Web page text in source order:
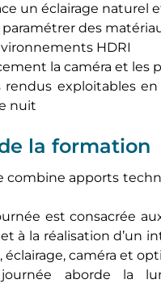
un éclairage naturel
paramétrer des
HDRI
la caméra et les
rendus exploitables
nuit
la formation
combine apports
est consacrée
à la réalisation d’un
éclairage, caméra et
aborde la